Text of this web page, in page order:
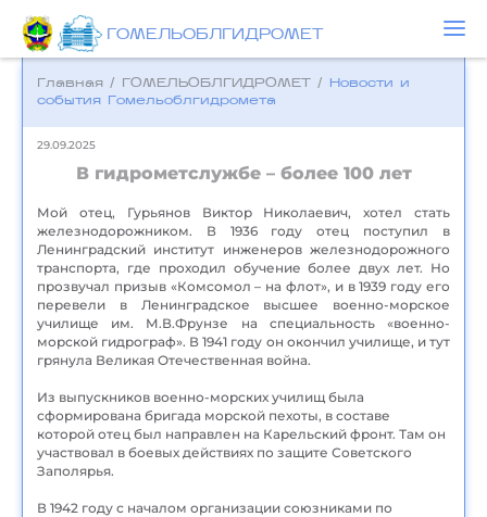
ГОМЕЛЬОБЛГИДРОМЕТ
Главная / ГОМЕЛЬОБЛГИДРОМЕТ /
Новости и
события Гомельоблгидромета
29.09.2025
В гидрометслужбе – более 100 лет
Мой отец, Гурьянов Виктор Николаевич, хотел стать
железнодорожником. В 1936 году отец поступил в
Ленинградский институт инженеров железнодорожного
транспорта, где проходил обучение более двух лет. Но
прозвучал призыв «Комсомол – на флот», и в 1939 году его
перевели в Ленинградское высшее военно-морское
училище им. М.В.Фрунзе на специальность «военно-
морской гидрограф». В 1941 году он окончил училище, и тут
грянула Великая Отечественная война.
Из выпускников военно-морских училищ была
сформирована бригада морской пехоты, в составе
которой отец был направлен на Карельский фронт. Там он
участвовал в боевых действиях по защите Советского
Заполярья.
В 1942 году с началом организации союзниками по